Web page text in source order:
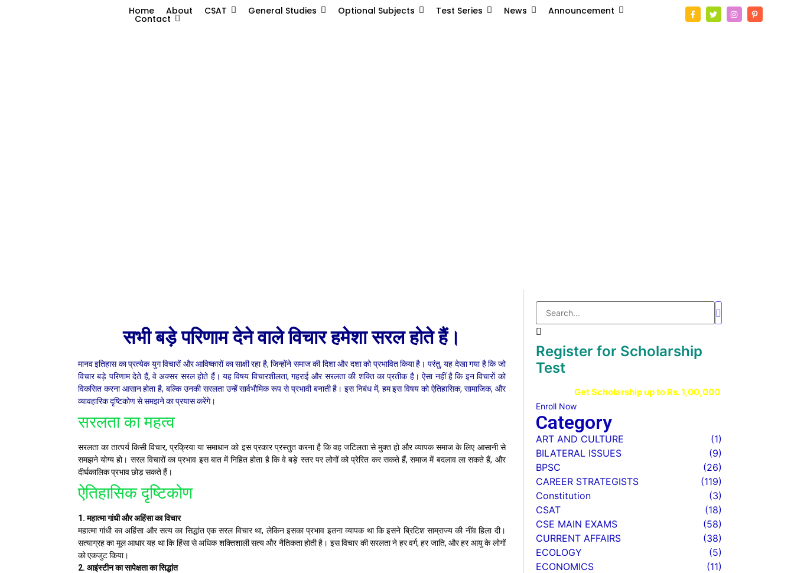
Home About CSAT General Studies Optional Subjects Test Series News Announcement
Contact
सभी बड़े परिणाम देने वाले विचार हमेशा सरल होते हैं।
मानव इतिहास का प्रत्येक युग विचारों और आविष्कारों का साक्षी रहा है, जिन्होंने समाज की दिशा और दशा को प्रभावित किया है। परंतु, यह देखा गया है कि जो
विचार बड़े परिणाम देते हैं, वे अक्सर सरल होते हैं। यह विषय विचारशीलता, गहराई और सरलता की शक्ति का प्रतीक है। ऐसा नहीं है कि इन विचारों को
विकसित करना आसान होता है, बल्कि उनकी सरलता उन्हें सार्वभौमिक रूप से प्रभावी बनाती है। इस निबंध में, हम इस विषय को ऐतिहासिक, सामाजिक, और
व्यावहारिक दृष्टिकोण से समझने का प्रयास करेंगे।
सरलता का महत्व
सरलता का तात्पर्य किसी विचार, प्रक्रिया या समाधान को इस प्रकार प्रस्तुत करना है कि वह जटिलता से मुक्त हो और व्यापक समाज के लिए आसानी से
समझने योग्य हो। सरल विचारों का प्रभाव इस बात में निहित होता है कि वे बड़े स्तर पर लोगों को प्रेरित कर सकते हैं, समाज में बदलाव ला सकते हैं, और
दीर्घकालिक प्रभाव छोड़ सकते हैं।
ऐतिहासिक दृष्टिकोण
1. महात्मा गांधी और अहिंसा का विचार
महात्मा गांधी का अहिंसा और सत्य का सिद्धांत एक सरल विचार था, लेकिन इसका प्रभाव इतना व्यापक था कि इसने ब्रिटिश साम्राज्य की नींव हिला दी।
सत्याग्रह का मूल आधार यह था कि हिंसा से अधिक शक्तिशाली सत्य और नैतिकता होती है। इस विचार की सरलता ने हर वर्ग, हर जाति, और हर आयु के लोगों
को एकजुट किया।
2. आइंस्टीन का सापेक्षता का सिद्धांत
Register for Scholarship
Test
Get Scholarship up to Rs. 1,00,000
Enroll Now
Category
ART AND CULTURE
(1)
BILATERAL ISSUES
(9)
BPSC
(26)
CAREER STRATEGISTS
(119)
Constitution
(3)
CSAT
(18)
CSE MAIN EXAMS
(58)
CURRENT AFFAIRS
(38)
ECOLOGY
(5)
ECONOMICS
(11)